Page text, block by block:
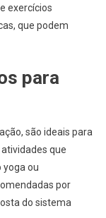
exercícios
que podem
para
são ideais para
atividades que
ou
por
do sistema